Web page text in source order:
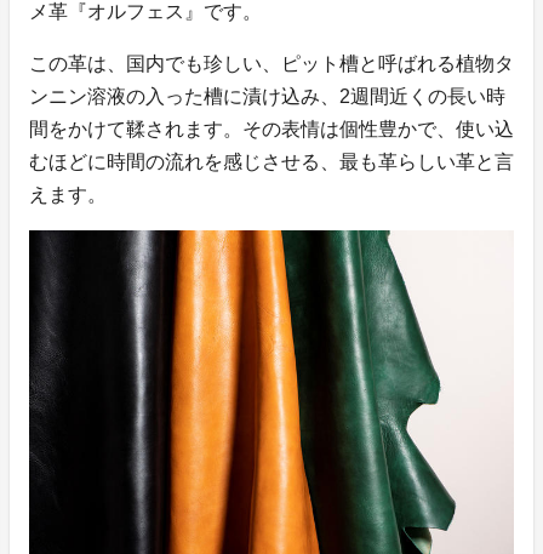
メ革『オルフェス』です。
この革は、国内でも珍しい、ピット槽と呼ばれる植物タ
ンニン溶液の入った槽に漬け込み、2週間近くの長い時
間をかけて鞣されます。その表情は個性豊かで、使い込
むほどに時間の流れを感じさせる、最も革らしい革と言
えます。